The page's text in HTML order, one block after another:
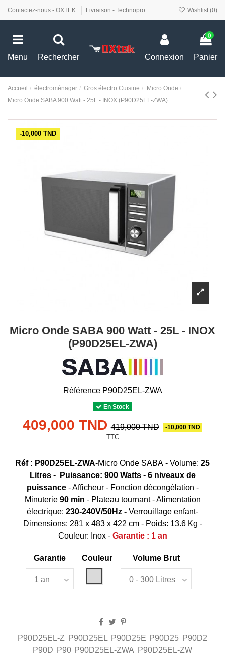
Contactez-nous - OXTEK Livraison - Technopro Wishlist (0)
Menu Rechercher Connexion
0
Panier
Accueil électroménager Gros électro Cuisine
Micro Onde
Micro Onde SABA 900 Watt - 25L - INOX (P90D25EL-ZWA)
-10,000 TND
Micro Onde SABA 900 Watt - 25L - INOX
(P90D25EL-ZWA)
Référence P90D25EL-ZWA
En Stock
409,000 TND 419,000 TND -10,000 TND
TTC
Réf : P90D25EL-ZWA-Micro Onde SABA - Volume: 25
Litres- Puissance: 900 Watts- 6 niveaux de
puissance- Afficheur - Fonction décongélation -
Minuterie 90 min - Plateau tournant - Alimentation
électrique: 230-240V/50Hz - Verrouillage enfant-
Dimensions: 281 x 483 x 422 cm - Poids: 13.6 Kg -
Couleur: Inox - Garantie : 1 an
Garantie Couleur Volume Brut
P90D25EL-Z P90D25EL P90D25E P90D25 P90D2
P90D P90 P90D25EL-ZWA P90D25EL-ZW